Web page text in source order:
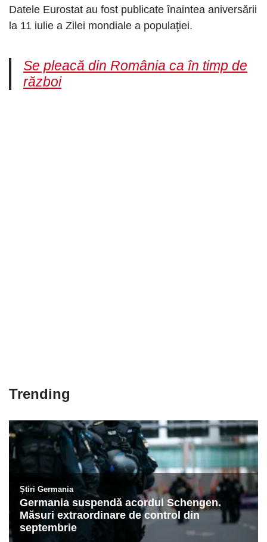
Datele Eurostat au fost publicate înaintea aniversării
la 11 iulie a Zilei mondiale a populaţiei.
Se pleacă din România ca în timp de
război
Trending